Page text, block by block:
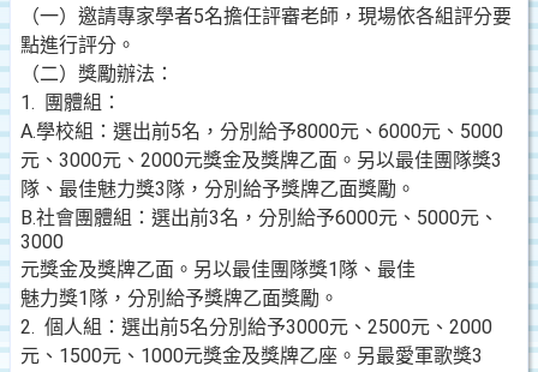
（一）邀請專家學者5名擔任評審老師，現場依各組評分要
點進行評分。
（二）獎勵辦法：
1. 團體組：
A.學校組：選出前5名，分別給予8000元、6000元、5000
元、3000元、2000元獎金及獎牌乙面。另以最佳團隊獎3
隊、最佳魅力獎3隊，分別給予獎牌乙面獎勵。
B.社會團體組：選出前3名，分別給予6000元、5000元、
3000
元獎金及獎牌乙面。另以最佳團隊獎1隊、最佳
魅力獎1隊，分別給予獎牌乙面獎勵。
2. 個人組：選出前5名分別給予3000元、2500元、2000
元、1500元、1000元獎金及獎牌乙座。另最愛軍歌獎3